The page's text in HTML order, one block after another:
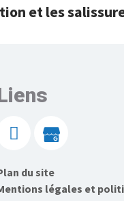
et les
du site
légales et